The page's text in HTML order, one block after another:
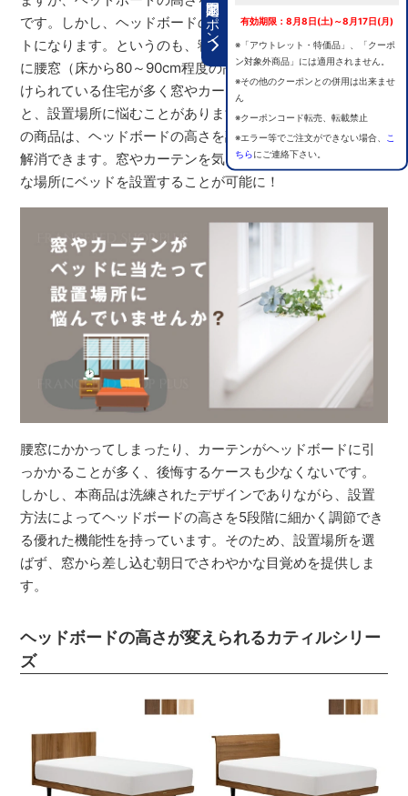
期間限定クーポン 有効期限：8月8日(土)～8月17日(月)
※「アウトレット・特価品」、「クーポ
ン対象外商品」には適用されません。
※その他のクーポンとの併用は出来ませ
ん
※クーポンコード転売、転載禁止
※エラー等でご注文ができない場合、
こ
ちらにご連絡下さい。
です。しかし、ヘッドボードの高さは意外と重要なポイン
トになります。というのも、寝室には採光と風通しのため
に腰窓（床から80～90cm程度の高さに設けられた窓）が設
けられている住宅が多く窓やカーテンにベッドが当たる
と、設置場所に悩むことがあります。フランスベッドのこ
の商品は、ヘッドボードの高さを調整できるため、問題を
解消できます。窓やカーテンを気にすることなく、理想的
な場所にベッドを設置することが可能に！
腰窓にかかってしまったり、カーテンがヘッドボードに引
っかかることが多く、後悔するケースも少なくないです。
しかし、本商品は洗練されたデザインでありながら、設置
方法によってヘッドボードの高さを5段階に細かく調節でき
る優れた機能性を持っています。そのため、設置場所を選
ばず、窓から差し込む朝日でさわやかな目覚めを提供しま
す。
ヘッドボードの高さが変えられるカティルシリー
ズ